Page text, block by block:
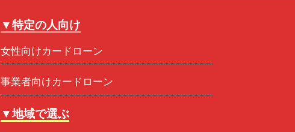
▼特定の人向け
女性向けカードローン
事業者向けカードローン
▼地域で選ぶ